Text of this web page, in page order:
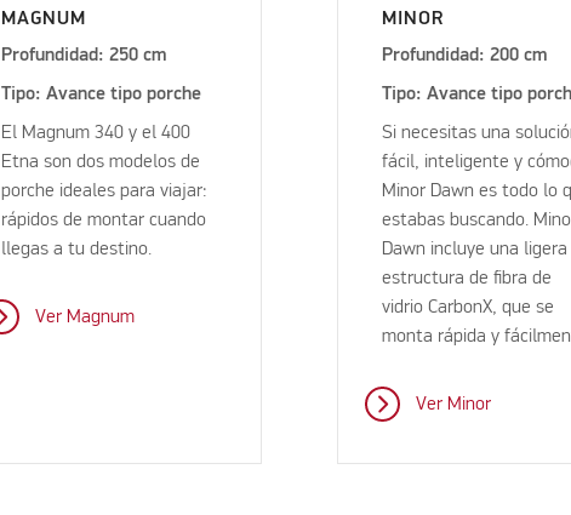
MAGNUM
Profundidad: 250 cm
Tipo: Avance tipo porche
El Magnum 340 y el 400
Etna son dos modelos de
porche ideales para viajar:
rápidos de montar cuando
llegas a tu destino.
Ver Magnum
MINOR
Profundidad: 200 cm
Tipo: Avance tipo
Si necesitas una
fácil, inteligente y
Minor Dawn es todo lo
estabas buscando.
Dawn incluye una ligera
estructura de fibra de
vidrio CarbonX, que se
monta rápida y
Ver Minor